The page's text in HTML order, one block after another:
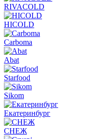
RIVACOLD
HICOLD
Carboma
Abat
Starfood
Sikom
Екатеринбург
СНЕЖ